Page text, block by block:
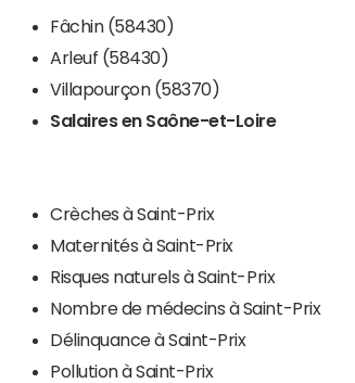
Fâchin (58430)
Arleuf (58430)
Villapourçon (58370)
Salaires en Saône-et-Loire
Crèches à Saint-Prix
Maternités à Saint-Prix
Risques naturels à Saint-Prix
Nombre de médecins à Saint-Prix
Délinquance à Saint-Prix
Pollution à Saint-Prix